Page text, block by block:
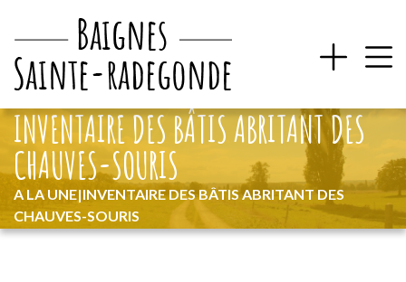
A LA UNE|INVENTAIRE DES BÂTIS ABRITANT DES
CHAUVES-SOURIS
INVENTAIRE DES BÂTIS ABRITANT DES
CHAUVES-SOURIS